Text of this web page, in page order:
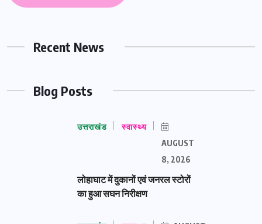
Recent News
Blog Posts
उत्तराखंड स्वास्थ्य
AUGUST
8, 2026
लोहाघाट में दुकानों एवं जनरल स्टोरों
का हुआ सघन निरीक्षण